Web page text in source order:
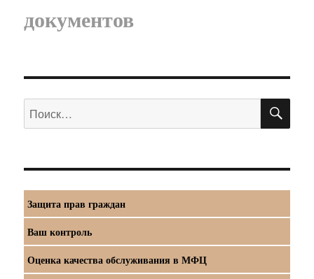
документов
Искать:
Защита прав граждан
Ваш контроль
Оценка качества обслуживания в МФЦ